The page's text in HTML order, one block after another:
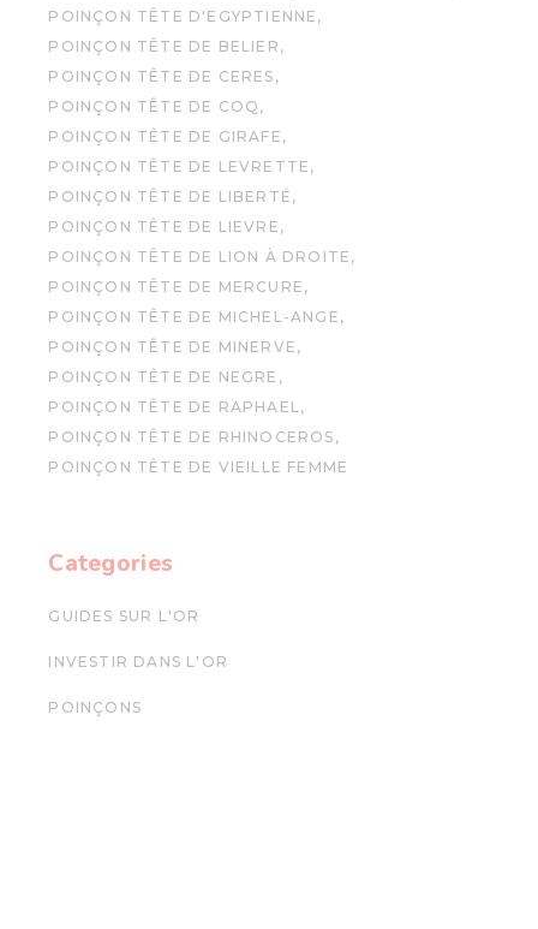
POINÇON TÊTE D'EGYPTIENNE
POINÇON TÊTE DE BELIER
POINÇON TÊTE DE CERES
POINÇON TÊTE DE COQ
POINÇON TÊTE DE GIRAFE
POINÇON TÊTE DE LEVRETTE
POINÇON TÊTE DE LIBERTÉ
POINÇON TÊTE DE LIEVRE
POINÇON TÊTE DE LION À DROITE
POINÇON TÊTE DE MERCURE
POINÇON TÊTE DE MICHEL-ANGE
POINÇON TÊTE DE MINERVE
POINÇON TÊTE DE NEGRE
POINÇON TÊTE DE RAPHAEL
POINÇON TÊTE DE RHINOCEROS
POINÇON TÊTE DE VIEILLE FEMME
Categories
GUIDES SUR L'OR
INVESTIR DANS L'OR
POINÇONS